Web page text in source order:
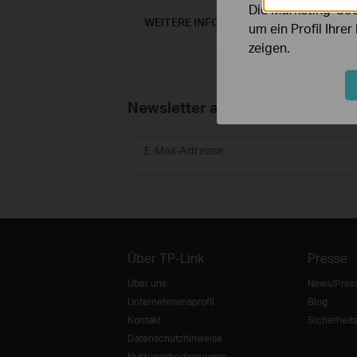
WEITERE INFORMATIONEN
Newsletter abonnieren
E-Mail-Adresse
Über TP-Link
Über uns
Unternehmensprofil
Kontakt
Datenschutzhinweise
Presse
News/
Blog
Die Marketing-
um ein Profil Ihrer
zeigen.